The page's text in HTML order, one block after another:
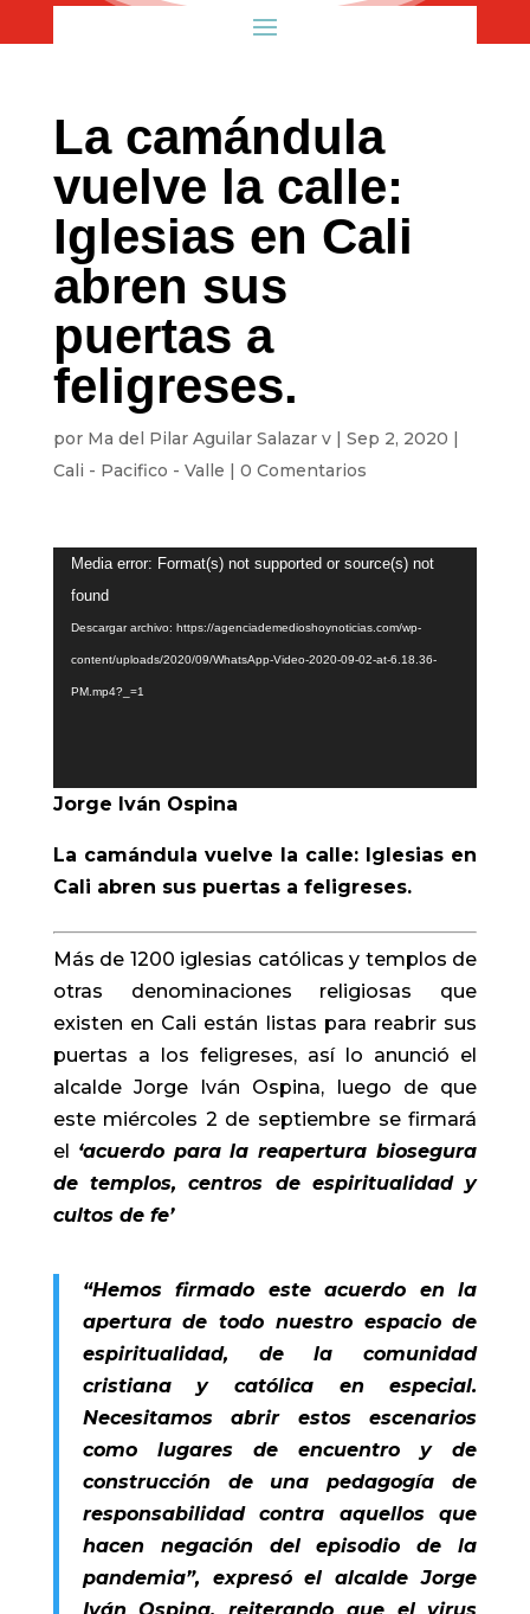
La camándula
vuelve la calle:
Iglesias en Cali
abren sus
puertas a
feligreses.
por Ma del Pilar Aguilar Salazar v| Sep 2, 2020 |
Cali - Pacifico - Valle | 0 Comentarios
Reproductor
de
vídeo
Media error: Format(s) not supported or source(s) not
found
Descargar archivo: https://agenciademedioshoynoticias.com/wp-
content/uploads/2020/09/WhatsApp-Video-2020-09-02-at-6.18.36-
PM.mp4?_=1
Jorge Iván Ospina
La camándula vuelve la calle: Iglesias en
Cali abren sus puertas a feligreses.
Más de 1200 iglesias católicas y templos de
otras denominaciones religiosas que
existen en Cali están listas para reabrir sus
puertas a los feligreses, así lo anunció el
alcalde Jorge Iván Ospina, luego de que
este miércoles 2 de septiembre se firmará
el ‘acuerdo para la reapertura biosegura
de templos, centros de espiritualidad y
cultos de fe’
“Hemos firmado este acuerdo en la
apertura de todo nuestro espacio de
espiritualidad, de la comunidad
cristiana y católica en especial.
Necesitamos abrir estos escenarios
como lugares de encuentro y de
construcción de una pedagogía de
responsabilidad contra aquellos que
hacen negación del episodio de la
pandemia”, expresó el alcalde Jorge